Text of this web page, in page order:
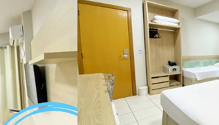
L'acqua diRoma IV
L'acqua diRoma V
Piazza diRoma
Spazzio diRoma
diRoma Resort
diRoma Fiori
Lacqua diRoma + Lagoa Parque
Caldas Novas Flat + Lagoa Parque